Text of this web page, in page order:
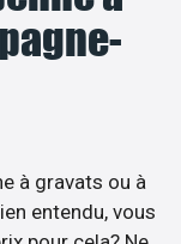
à gravats ou à
entendu, vous